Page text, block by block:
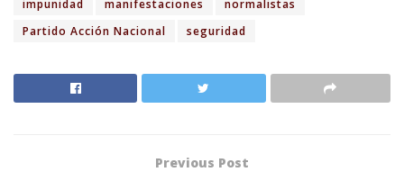
impunidad
manifestaciones
normalistas
Partido Acción Nacional
seguridad
Previous Post